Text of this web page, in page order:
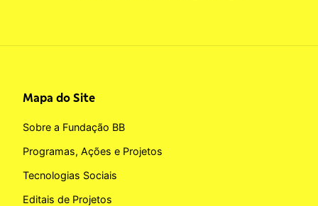
Mapa do Site
Sobre a Fundação BB
Programas, Ações e Projetos
Tecnologias Sociais
Editais de Projetos